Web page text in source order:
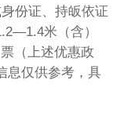
份证、持皈依证
米（含）
（上述优惠政
息仅供参考，具